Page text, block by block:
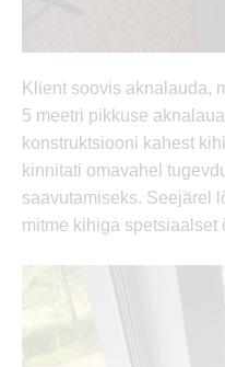
Klient soovis aknalauda,
5 meetri pikkuse
konstruktsiooni kahest
kinnitati omavahel
saavutamiseks. Seejärel
mitme kihiga